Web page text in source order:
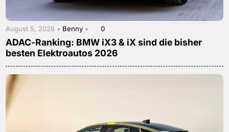
August 5, 2026 • Benny • 0
ADAC-Ranking: BMW iX3 & iX sind die bisher
besten Elektroautos 2026